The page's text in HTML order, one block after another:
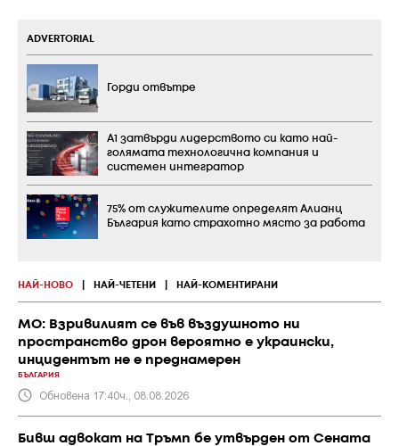
НАЙ-НОВО НАЙ-ЧЕТЕНИ НАЙ-КОМЕНТИРАНИ
МО: Взривилият се във въздушното ни
пространство дрон вероятно е украински,
инцидентът не е преднамерен
БЪЛГАРИЯ
Обновена 17:40ч., 08.08.2026
Бивш адвокат на Тръмп бе утвърден от Сената
ADVERTORIAL
Горди отвътре
А1 затвърди лидерството си като най-
голямата технологична компания и
системен интегратор
75% от служителите определят Алианц
България като страхотно място за работа